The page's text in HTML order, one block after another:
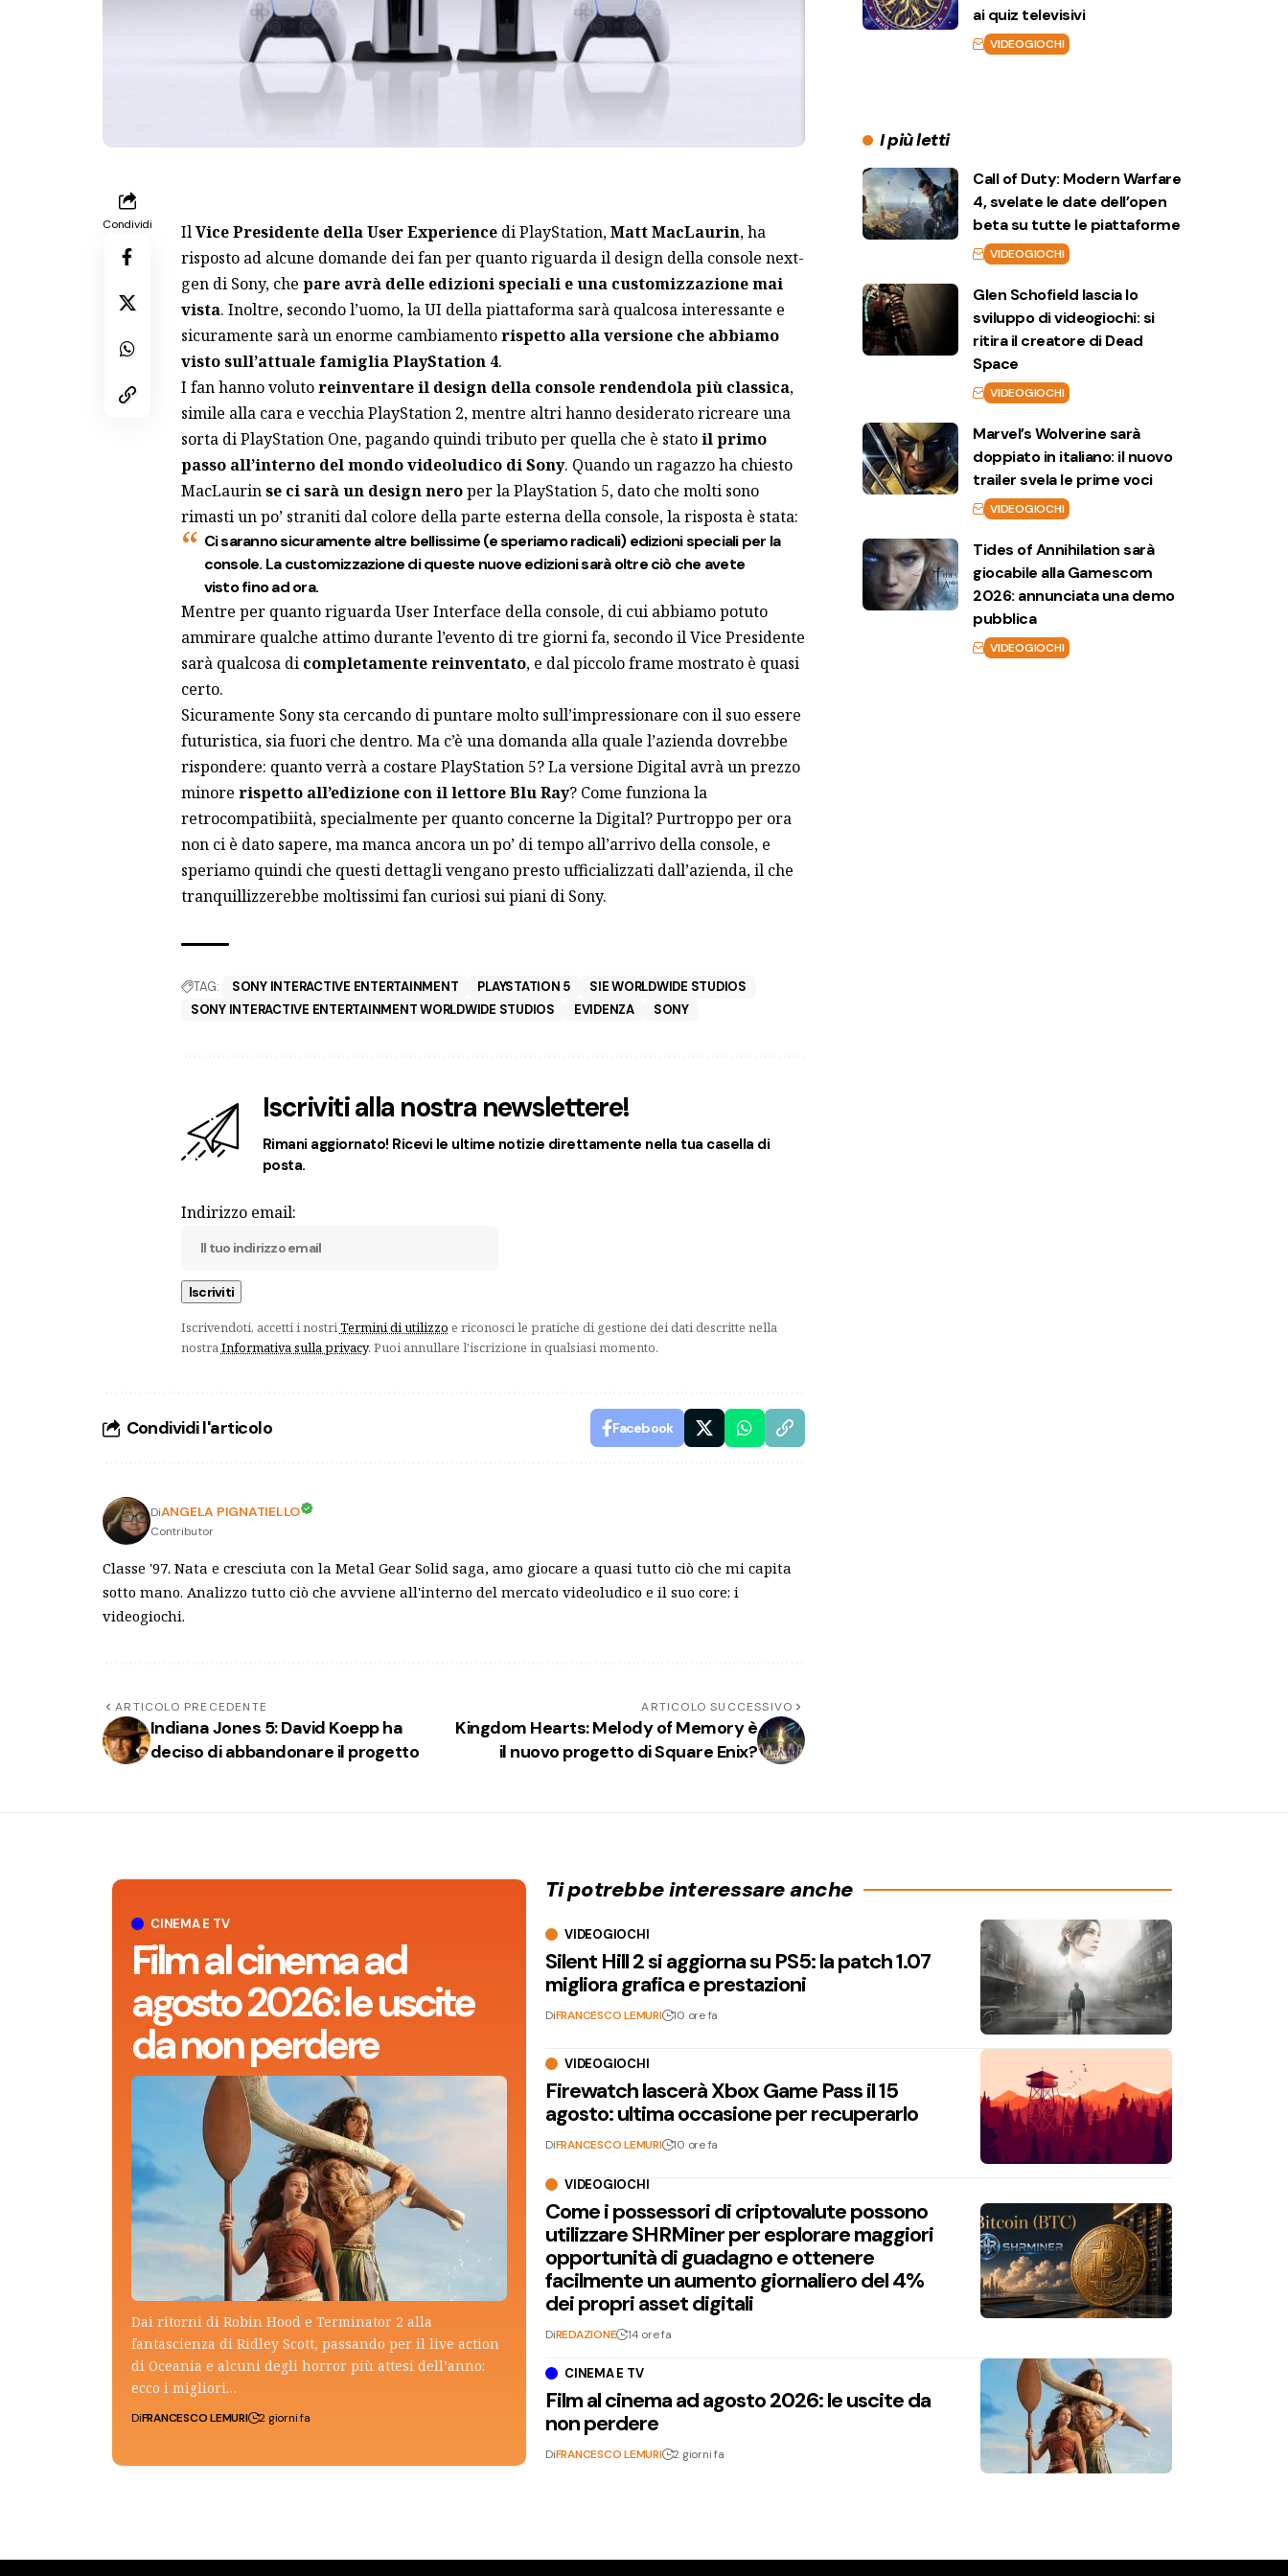
Condividi IlVice Presidente della User Experiencedi PlayStation,Matt MacLaurin, ha
risposto ad alcune domande dei fan per quanto riguarda il design della console next-
gen di Sony, che pare avrà delle edizioni speciali e una customizzazione mai
vista. Inoltre, secondo l’uomo, la UI della piattaforma sarà qualcosa interessante e
sicuramente sarà un enorme cambiamentorispetto alla versione che abbiamo
visto sull’attuale famiglia PlayStation 4.
I fan hanno volutoreinventare il design della console rendendola più classica,
simile alla cara e vecchia PlayStation 2, mentre altri hanno desiderato ricreare una
sorta di PlayStation One, pagando quindi tributo per quella che è statoil primo
passo all’interno del mondo videoludico di Sony. Quando un ragazzo ha chiesto
MacLaurinse ci sarà un design neroper la PlayStation 5, dato che molti sono
rimasti un po’ straniti dal colore della parte esterna della console, la risposta è stata:
Ci saranno sicuramente altre bellissime (e speriamo radicali) edizioni speciali per la
console. La customizzazione di queste nuove edizioni sarà oltre ciò che avete
visto fino ad ora.
Mentre per quanto riguarda User Interface della console, di cui abbiamo potuto
ammirare qualche attimo durante l’evento di tre giorni fa, secondo il Vice Presidente
sarà qualcosa di completamente reinventato, e dal piccolo frame mostrato è quasi
certo.
Sicuramente Sonysta cercando di puntare molto sull’impressionare con il suo essere
futuristica, sia fuori che dentro. Ma c’è una domanda alla quale l’azienda dovrebbe
rispondere: quanto verrà a costare PlayStation 5? La versione Digital avrà un prezzo
minore rispetto all’edizione con il lettore Blu Ray? Come funziona la
retrocompatibiità, specialmente per quanto concerne la Digital? Purtroppo per ora
non ci è dato sapere, ma manca ancora un po’ di tempo all’arrivo della console, e
speriamo quindi che questi dettagli vengano presto ufficializzati dall’azienda, il che
tranquillizzerebbe moltissimi fan curiosi sui piani di Sony.
TAG: SONY INTERACTIVE ENTERTAINMENT PLAYSTATION 5
SIE WORLDWIDE STUDIOS
SONY INTERACTIVE ENTERTAINMENT WORLDWIDE STUDIOS
EVIDENZA SONY
Iscriviti alla nostra newslettere!
Rimani aggiornato! Ricevi le ultime notizie direttamente nella tua casella di
posta.
Indirizzo email:
Iscrivendoti, accetti i nostriTermini di utilizzo e riconosci le pratiche di gestione dei dati descritte nella
nostraInformativa sulla privacy. Puoi annullare l'iscrizione in qualsiasi momento.
Condividi l'articolo Facebook
DiANGELA PIGNATIELLO
Contributor
Classe '97. Nata e cresciuta con la Metal Gear Solid saga, amo giocare a quasi tutto ciò che mi capita
sotto mano. Analizzo tutto ciò che avviene all'interno del mercato videoludico e il suo core: i
videogiochi.
ARTICOLO PRECEDENTE
Indiana Jones 5: David Koepp ha
deciso di abbandonare il progetto
ARTICOLO SUCCESSIVO
Kingdom Hearts: Melody of Memory è
il nuovo progetto di Square Enix?
ai quiz televisivi
VIDEOGIOCHI
I più letti
Call of Duty: Modern Warfare
4, svelate le date dell’open
beta su tutte le piattaforme
VIDEOGIOCHI
Glen Schofield lascia lo
sviluppo di videogiochi: si
ritira il creatore di Dead
Space
VIDEOGIOCHI
Marvel’s Wolverine sarà
doppiato in italiano: il nuovo
trailer svela le prime voci
VIDEOGIOCHI
Tides of Annihilation sarà
giocabile alla Gamescom
2026: annunciata una demo
pubblica
VIDEOGIOCHI
CINEMA E TV
Film al cinema ad
agosto 2026: le uscite
da non perdere
Dai ritorni di Robin Hood e Terminator 2 alla
fantascienza di Ridley Scott, passando per il live action
di Oceania e alcuni degli horror più attesi dell’anno:
ecco i migliori…
DiFRANCESCO LEMURI 2 giorni fa
Ti potrebbe interessare anche
VIDEOGIOCHI
Silent Hill 2 si aggiorna su PS5: la patch 1.07
migliora grafica e prestazioni
DiFRANCESCO LEMURI 10 ore fa
VIDEOGIOCHI
Firewatch lascerà Xbox Game Pass il 15
agosto: ultima occasione per recuperarlo
DiFRANCESCO LEMURI 10 ore fa
VIDEOGIOCHI
Come i possessori di criptovalute possono
utilizzare SHRMiner per esplorare maggiori
opportunità di guadagno e ottenere
facilmente un aumento giornaliero del 4%
dei propri asset digitali
DiREDAZIONE 14 ore fa
CINEMA E TV
Film al cinema ad agosto 2026: le uscite da
non perdere
DiFRANCESCO LEMURI 2 giorni fa